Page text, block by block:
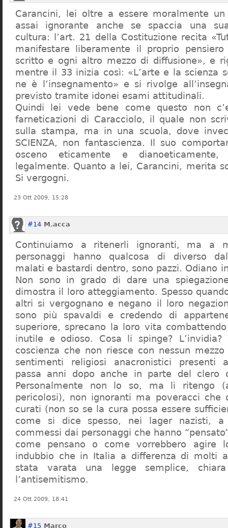
Carancini, lei oltre a essere moralmente
assai ignorante anche se spaccia una
cultura: l’art. 21 della Costituzione recita
manifestare liberamente il proprio
scritto e ogni altro mezzo di diffusione», e
mentre il 33 inizia così: «L’arte e la scienza
ne è l’insegnamento» e si rivolge
previsto tramite idonei esami attitudinali.
Quindi lei vede bene come questo non
farneticazioni di Caracciolo, il quale non
sulla stampa, ma in una scuola, dove
SCIENZA, non fantascienza. Il suo
osceno eticamente e dianoeticamente,
legalmente. Quanto a lei, Carancini, merita
Si vergogni.
23 Ott 2009, 15:28
#14 M.acca
Continuiamo a ritenerli ignoranti, ma a
personaggi hanno qualcosa di diverso
malati e bastardi dentro, sono pazzi. Odiano
Non sono in grado di dare una
dimostra il loro atteggiamento. Spesso
altri si vergognano e negano il loro
sono più spavaldi e credendo di
superiore, sprecano la loro vita
inutile e odioso. Cosa li spinge?
coscienza che non riesce con nessun
sentimenti religiosi anacronistici presenti
passa anni dopo anche in parte del clero
Personalmente non lo so, ma li ritengo
pericolosi), non ignoranti ma poveracci che
curati (non so se la cura possa essere
come si dice spesso, nei lager nazisti,
commessi dai personaggi che hanno
come pensano o come vorrebbero agire
indubbio che in Italia a differenza di molti
stata varata una legge semplice,
l’antisemitismo.
24 Ott 2009, 18:41
#15 Marco